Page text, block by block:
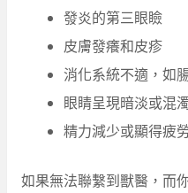
發炎的第三眼瞼
皮膚發癢和皮疹
消化系統不適，如
眼睛呈現暗淡或混
精力減少或顯得疲
如果無法聯繫到獸醫，而